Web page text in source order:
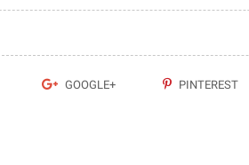
GOOGLE+ PINTEREST